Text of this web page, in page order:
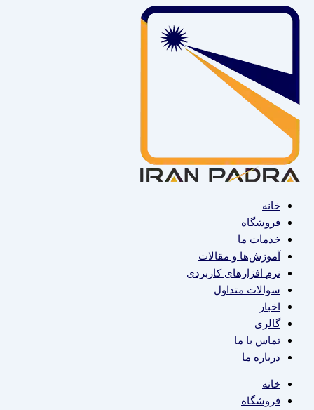
پرش
خانه
فروشگاه
خدمات ما
آموزش‌ها و مقالات
نرم افزارهای کاربردی
سوالات متداول
اخبار
گالری
تماس با ما
درباره ما
خانه
فروشگاه